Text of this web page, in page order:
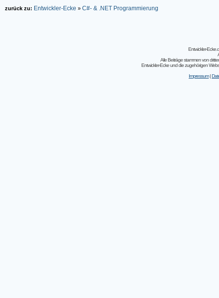
zurück zu: Entwickler-Ecke » C#- & .NET Programmierung
Entwickler-
Alle Beiträge stammen von
Entwickler-Ecke und die zugehörigen
Impressum|